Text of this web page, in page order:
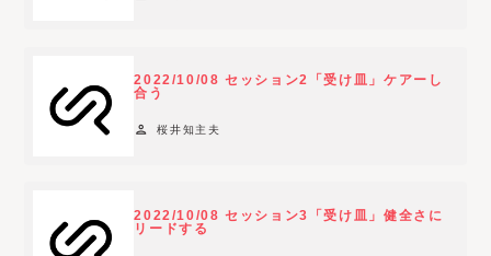
2022/10/08 セッション2「受け皿」ケアーし
合う
person 桜井知主夫
2022/10/08 セッション3「受け皿」健全さに
リードする